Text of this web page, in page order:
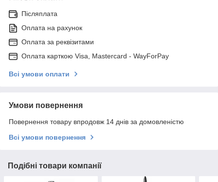
Післяплата
Оплата на рахунок
Оплата за реквізитами
Оплата карткою Visa, Mastercard - WayForPay
Всі умови оплати
Умови повернення
Повернення товару впродовж 14 днів за домовленістю
Всі умови повернення
Подібні товари компанії